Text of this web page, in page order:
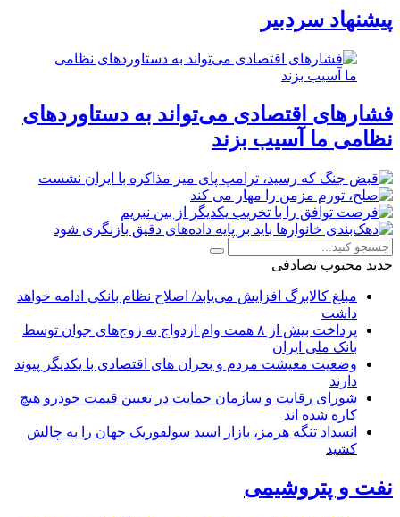
پیشنهاد سردبیر
فشارهای اقتصادی می‌تواند به دستاوردهای
نظامی ما آسیب بزند
جدید محبوب تصادفی
مبلغ کالابرگ افزایش می‌یابد/ اصلاح نظام بانکی ادامه خواهد
داشت
پرداخت بیش از ۸ همت وام ازدواج به زوج‌های جوان توسط
بانک ملی ایران
وضعیت معیشت مردم و بحران های اقتصادی با یکدیگر پیوند
دارند
شورای رقابت و سازمان حمایت در تعیین قیمت خودرو هیچ
کاره شده اند
انسداد تنگه هرمز، بازار اسید سولفوریک جهان را به چالش
کشید
نفت و پتروشیمی